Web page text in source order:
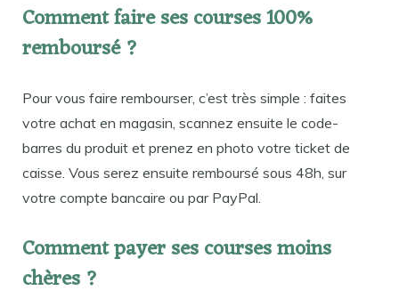
Comment faire ses courses 100%
remboursé ?
Pour vous faire rembourser, c’est très simple : faites
votre achat en magasin, scannez ensuite le code-
barres du produit et prenez en photo votre ticket de
caisse. Vous serez ensuite remboursé sous 48h, sur
votre compte bancaire ou par PayPal.
Comment payer ses courses moins
chères ?